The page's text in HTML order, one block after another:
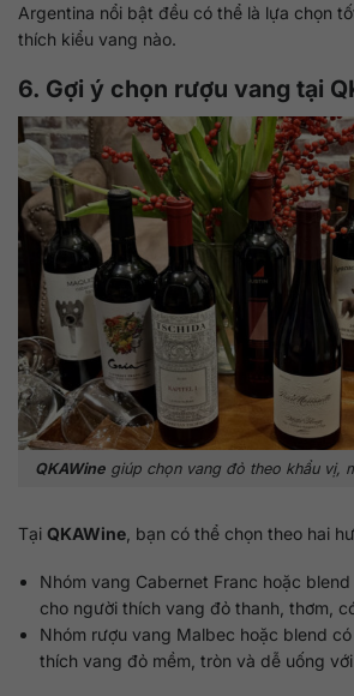
Argentina nổi bật đều có thể là lựa chọn
thích kiểu vang nào.
6. Gợi ý chọn rượu vang tại
QKAWine giúp chọn vang đỏ theo khẩu vị,
Tại QKAWine , bạn có thể chọn theo hai
Nhóm vang Cabernet Franc hoặc
cho người thích vang đỏ thanh, thơm,
Nhóm rượu vang Malbec hoặc blend
thích vang đỏ mềm, tròn và dễ uống